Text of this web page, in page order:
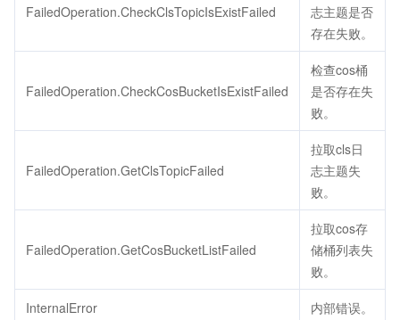
FailedOperation.CheckClsTopicIsExistFailed
志主题是否
存在失败。
FailedOperation.CheckCosBucketIsExistFailed
检查cos桶
是否存在失
败。
FailedOperation.GetClsTopicFailed
拉取cls日
志主题失
败。
FailedOperation.GetCosBucketListFailed
拉取cos存
储桶列表失
败。
InternalError 内部错误。